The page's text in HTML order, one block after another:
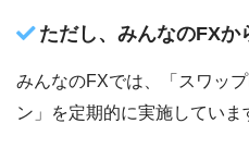
ただし、みんなのFXか
みんなのFXでは、「スワッ
ン」を定期的に実施していま